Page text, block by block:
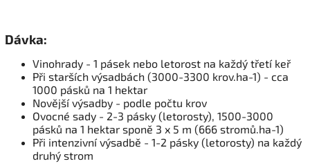
Dávka:
Vinohrady - 1 pásek nebo letorost na každý třetí keř
Při starších výsadbách (3000-3300 krov.ha-1) - cca
1000 pásků na 1 hektar
Novější výsadby - podle počtu krov
Ovocné sady - 2-3 pásky (letorosty), 1500-3000
pásků na 1 hektar sponě 3 x 5 m (666 stromů.ha-1)
Při intenzivní výsadbě - 1-2 pásky (letorosty) na každý
druhý strom